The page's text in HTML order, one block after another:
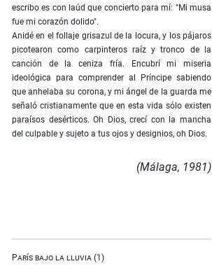
escribo es con laúd que concierto para mí: "Mi musa
fue mi corazón dolido".
Anidé en el follaje grisazul de la locura, y los pájaros
picotearon como carpinteros raíz y tronco de la
canción de la ceniza fría. Encubrí mi miseria
ideológica para comprender al Príncipe sabiendo
que anhelaba su corona, y mi ángel de la guarda me
señaló cristianamente que en esta vida sólo existen
paraísos desérticos. Oh Dios, crecí con la mancha
del culpable y sujeto a tus ojos y designios, oh Dios.
(Málaga, 1981)
París bajo la lluvia (1)